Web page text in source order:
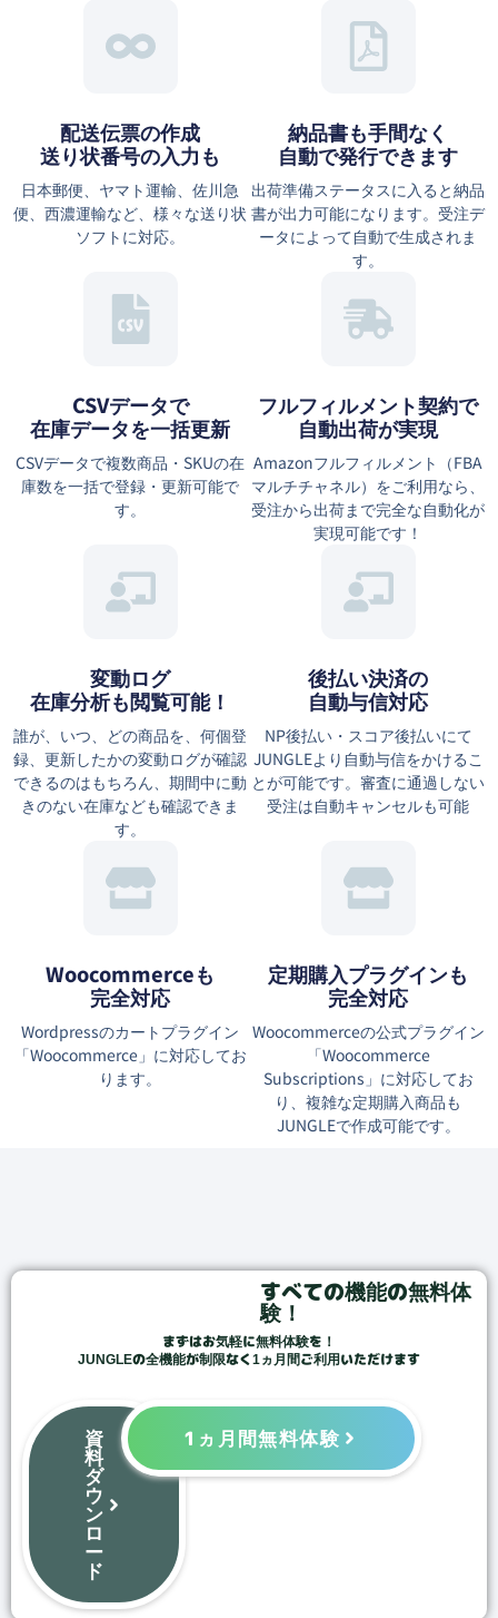
配送伝票の作成
送り状番号の入力も
日本郵便、ヤマト運輸、佐川急
便、西濃運輸など、様々な送り状
ソフトに対応。
納品書も手間なく
自動で発行できます
出荷準備ステータスに入ると納品
書が出力可能になります。受注デ
ータによって自動で生成されま
す。
CSVデータで
在庫データを一括更新
CSVデータで複数商品・SKUの在
庫数を一括で登録・更新可能で
す。
フルフィルメント契約で
自動出荷が実現
Amazonフルフィルメント（FBA
マルチチャネル）をご利用なら、
受注から出荷まで完全な自動化が
実現可能です！
変動ログ
在庫分析も閲覧可能！
誰が、いつ、どの商品を、何個登
録、更新したかの変動ログが確認
できるのはもちろん、期間中に動
きのない在庫なども確認できま
す。
後払い決済の
自動与信対応
NP後払い・スコア後払いにて
JUNGLEより自動与信をかけるこ
とが可能です。審査に通過しない
受注は自動キャンセルも可能
Woocommerceも
完全対応
Wordpressのカートプラグイン
「Woocommerce」に対応してお
ります。
定期購入プラグインも
完全対応
Woocommerceの公式プラグイン
「Woocommerce
Subscriptions」に対応してお
り、複雑な定期購入商品も
JUNGLEで作成可能です。
すべての機能の無料体
験！
まずはお気軽に無料体験を！
JUNGLEの全機能が制限なく1ヵ月間ご利用いただけます
資
料
ダ
ウ
ン
ロ
ー
ド
1ヵ月間無料体験